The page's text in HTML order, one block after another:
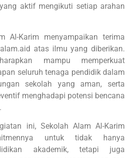
aktif mengikuti setiap arahan
Al-Karim menyampaikan terima
atas ilmu yang diberikan.
mampu memperkuat
seluruh tenaga pendidik dalam
sekolah yang aman, serta
menghadapi potensi bencana
ini, Sekolah Alam Al-Karim
untuk tidak hanya
akademik, tetapi juga